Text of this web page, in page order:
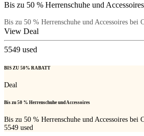
Bis zu 50 % Herrenschuhe und Accessoires
Bis zu 50 % Herrenschuhe und Accessoires bei
View Deal
5549 used
BIS ZU 50% RABATT
Deal
Bis zu 50 % Herrenschuhe und Accessoires
Bis zu 50 % Herrenschuhe und Accessoires bei
5549 used